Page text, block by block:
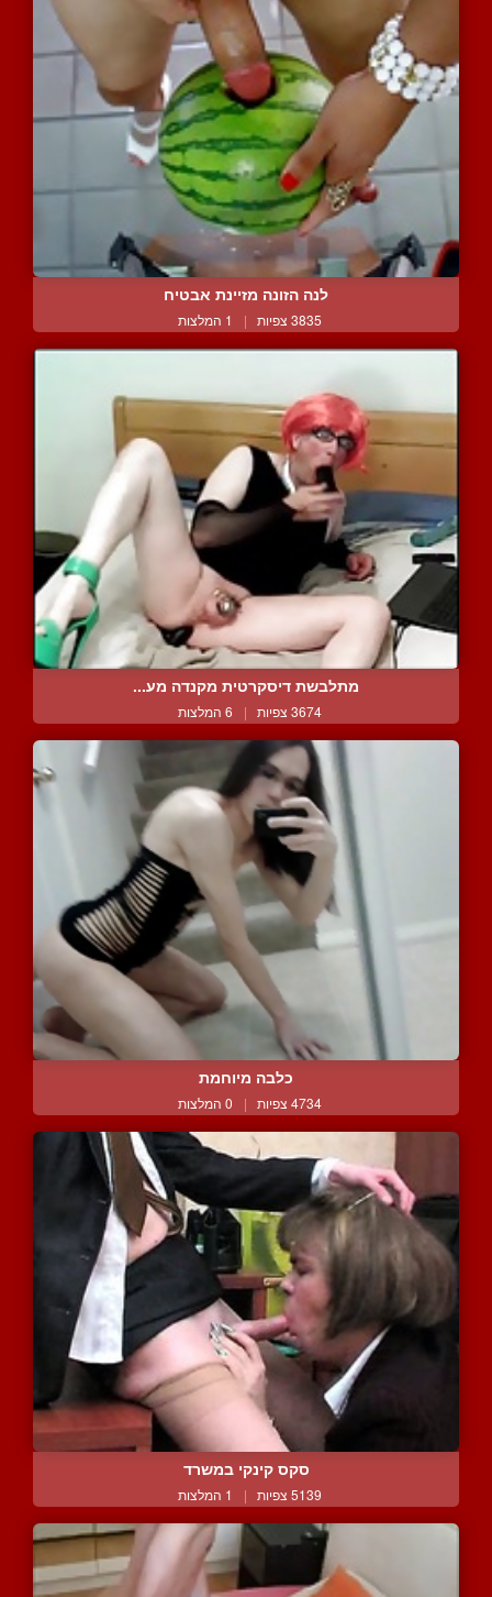
לנה הזונה מזיינת אבטיח
3835 צפיות | 1 המלצות
מתלבשת דיסקרטית מקנדה מע...
3674 צפיות | 6 המלצות
כלבה מיוחמת
4734 צפיות | 0 המלצות
סקס קינקי במשרד
5139 צפיות | 1 המלצות